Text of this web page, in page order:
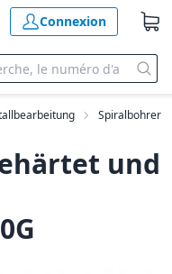
Connexion
Spiralbohrer
und